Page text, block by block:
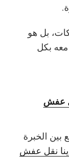
بل هو
معه بكل
عفش
الخبرة
نقل عفش